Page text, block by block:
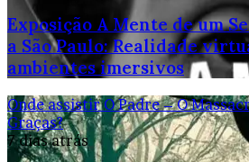
Exposição A Mente de um
a São Paulo: Realidade
ambientes imersivos
Onde assistir O Padre – O
Graças?
7 dias atrás